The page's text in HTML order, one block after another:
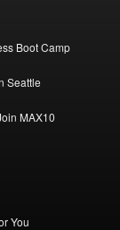
Boot Camp
Seattle
MAX10
You